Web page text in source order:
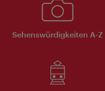
Sehenswürdigkeiten A-Z